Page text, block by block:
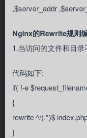
,$server_addr
Nginx的Rewrite规则
1.当访问的文件和目
代码如下:
if( !-e
{
rewrite ^/(.*)$
}